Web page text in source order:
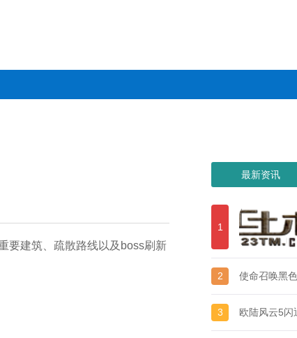
要建筑、疏散路线以及boss刷新
最新资讯
1
2 使命召唤黑
3 欧陆风云5闪